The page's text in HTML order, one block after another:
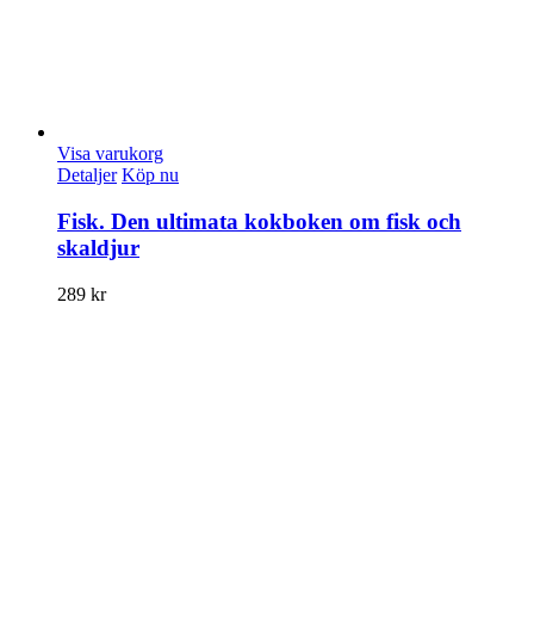
Visa varukorg
Detaljer Köp nu
Fisk. Den ultimata kokboken om fisk och
skaldjur
289 kr